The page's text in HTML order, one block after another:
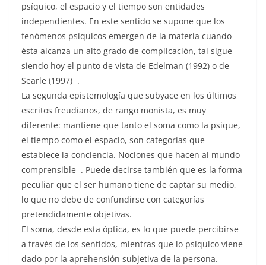
psíquico, el espacio y el tiempo son entidades
independientes. En este sentido se supone que los
fenómenos psíquicos emergen de la materia cuando
ésta alcanza un alto grado de complicación, tal sigue
siendo hoy el punto de vista de Edelman (1992) o de
Searle (1997) .
La segunda epistemología que subyace en los últimos
escritos freudianos, de rango monista, es muy
diferente: mantiene que tanto el soma como la psique,
el tiempo como el espacio, son categorías que
establece la conciencia. Nociones que hacen al mundo
comprensible . Puede decirse también que es la forma
peculiar que el ser humano tiene de captar su medio,
lo que no debe de confundirse con categorías
pretendidamente objetivas.
El soma, desde esta óptica, es lo que puede percibirse
a través de los sentidos, mientras que lo psíquico viene
dado por la aprehensión subjetiva de la persona.